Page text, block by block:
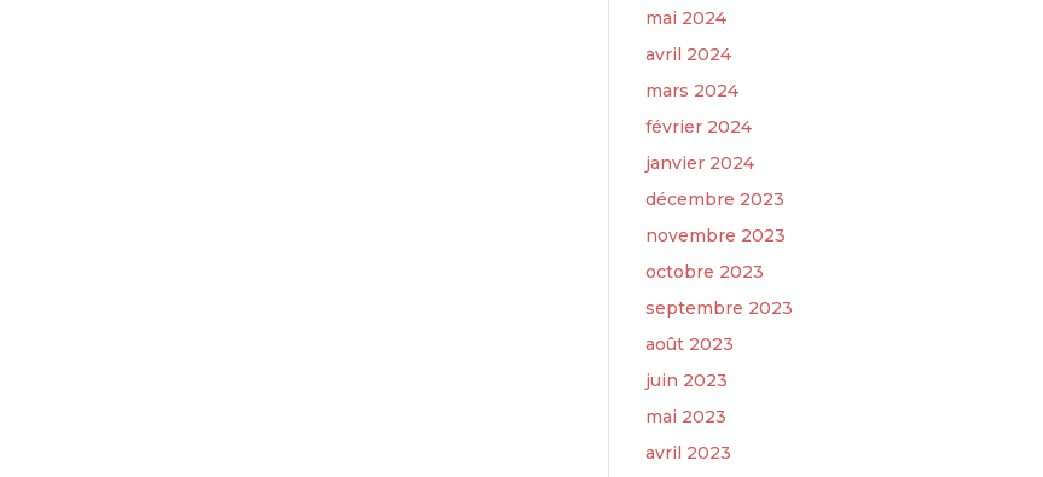
mai 2024
avril 2024
mars 2024
février 2024
janvier 2024
décembre 2023
novembre 2023
octobre 2023
septembre 2023
août 2023
juin 2023
mai 2023
avril 2023